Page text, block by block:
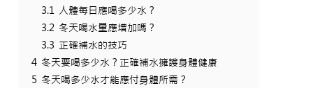
3.1
人體每日應喝多少水？
3.2 冬天喝水量應增加嗎？
3.3 正確補水的技巧
4 冬天要喝多少水？正確補水擁護身體健康
5 冬天喝多少水才能應付身體所需？